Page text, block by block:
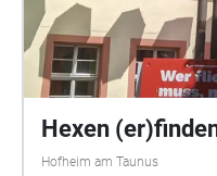
Vortaunusmuseum).
der Stadt Oberursel
RheinMain. Alle
Verortung: NS-
Humboldt Deutz AG":
Kupferhammer:
"Westerwälder Hof":
Hexen
Hofheim am Taunus